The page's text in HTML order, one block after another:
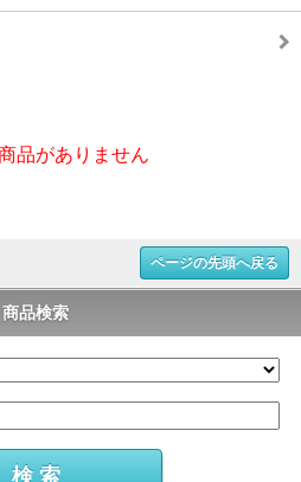
品がありません
ページの先頭へ戻る
商品検索